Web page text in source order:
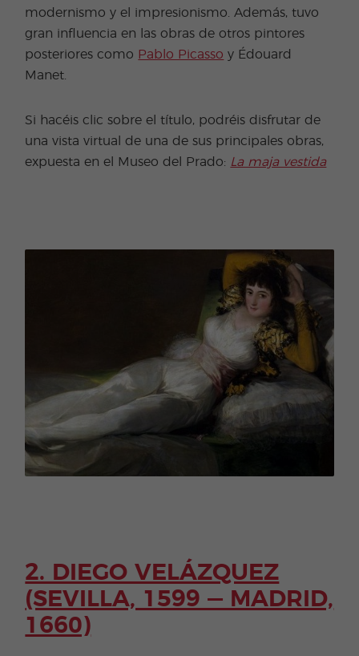
modernismo y el impresionismo. Además, tuvo
gran influencia en las obras de otros pintores
posteriores como Pablo Picasso y Édouard
Manet.
Si hacéis clic sobre el título, podréis disfrutar de
una vista virtual de una de sus principales obras,
expuesta en el Museo del Prado: La maja vestida
2. DIEGO VELÁZQUEZ
(SEVILLA, 1599​ — MADRID,
1660)